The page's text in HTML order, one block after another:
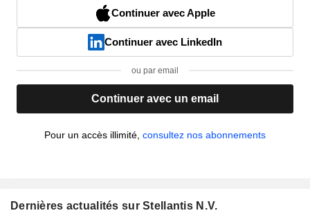
Continuer avec Apple
Continuer avec LinkedIn
ou par email
Continuer avec un email
Pour un accès illimité, consultez nos abonnements
Dernières actualités sur Stellantis N.V.